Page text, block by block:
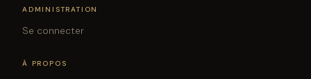
ADMINISTRATION
Se connecter
À PROPOS